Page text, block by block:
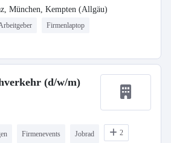
München, Kempten (Allgäu)
Firmenlaptop
(d/w/m)
Firmenevents Jobrad 2